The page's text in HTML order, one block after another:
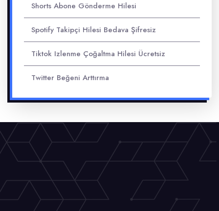
Shorts Abone Gönderme Hilesi
Spotify Takipçi Hilesi Bedava Şifresiz
Tiktok Izlenme Çoğaltma Hilesi Ücretsiz
Twitter Beğeni Arttırma